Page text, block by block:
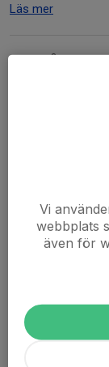
Läs mer
Berså
Vi
webbplats
även för